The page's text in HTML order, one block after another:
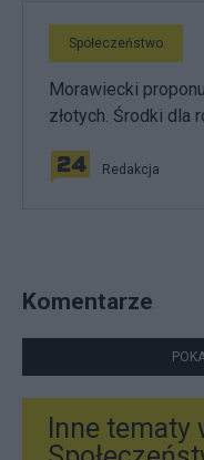
Społeczeństwo
Morawiecki
złotych. Środki dla
Redakcja
Komentarze
Inne tematy